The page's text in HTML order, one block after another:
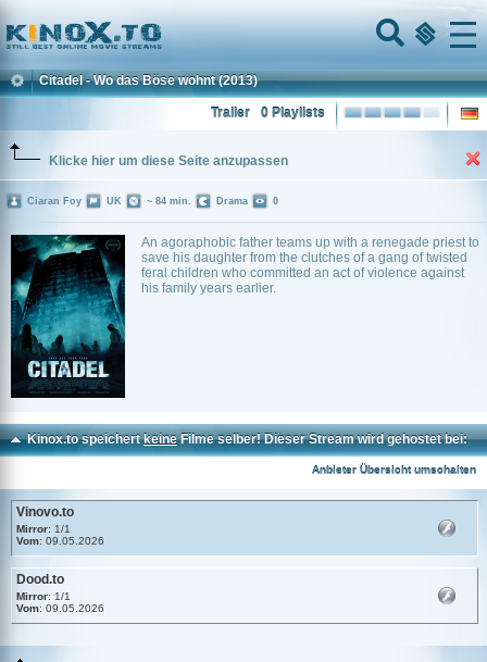
Home
Menu
Citadel - Wo das Böse wohnt (2013)
0 Playlists
Trailer
Klicke hier um diese Seite anzupassen
An agoraphobic father teams up with a renegade priest to
save his daughter from the clutches of a gang of twisted
feral children who committed an act of violence against
his family years earlier.
Ciaran Foy UK ~ 84 min. Drama 0
Kinox.to speichertkeineFilme selber! Dieser Stream wird gehostet bei:
Anbieter Übersicht umschalten
Vinovo.to
Mirror: 1/1
Vom: 09.05.2026
Dood.to
Mirror: 1/1
Vom: 09.05.2026